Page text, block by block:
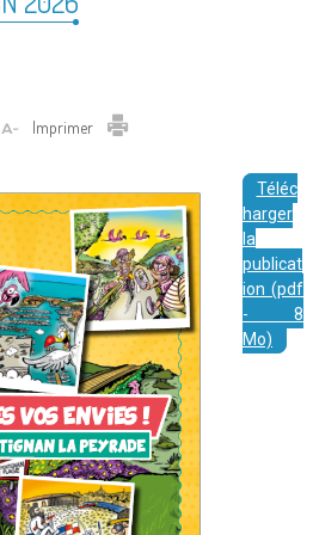
Imprimer
Téléc
harger
la
publicat
ion (pdf
- 8
Mo)